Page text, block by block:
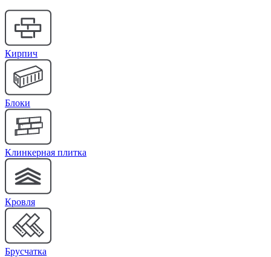
Кирпич
Блоки
Клинкерная плитка
Кровля
Брусчатка